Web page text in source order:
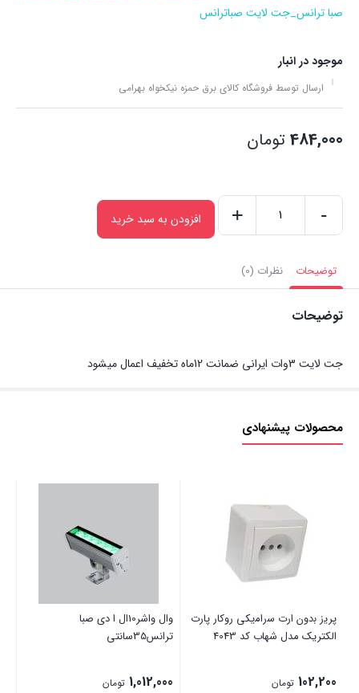
صبا ترانس_جت لایت صباترانس
موجود در انبار
ارسال توسط فروشگاه کالای برق حمزه نیکخواه بهرامی
484,000 تومان
3وات
ایرانی
عدد
-
+ افزودن به سبد خرید
توضیحات نظرات (0)
توضیحات
جت لایت 3وات ایرانی ضمانت 12ماه تخفیف اعمال میشود
محصولات پیشنهادی
پرﯾز ﺑدون ارت ﺳراﻣیکی روکار پارت
الکتریک مدل ﺷﮭﺎب کد 4043
102,200 تومان
وال واشر10ال ا دی صبا
ترانس35سانتی
1,012,000 تومان